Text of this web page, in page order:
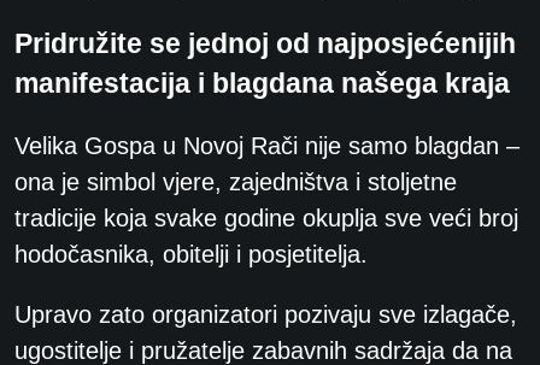
Pridružite se jednoj od najposjećenijih
manifestacija i blagdana našega kraja
Velika Gospa u Novoj Rači nije samo blagdan –
ona je simbol vjere, zajedništva i stoljetne
tradicije koja svake godine okuplja sve veći broj
hodočasnika, obitelji i posjetitelja.
Upravo zato organizatori pozivaju sve izlagače,
ugostitelje i pružatelje zabavnih sadržaja da na